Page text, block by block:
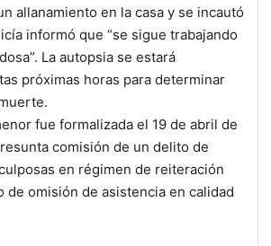
allanamiento en la casa y se incautó
informó que “se sigue trabajando
La autopsia se estará
próximas horas para determinar
fue formalizada el 19 de abril de
comisión de un delito de
en régimen de reiteración
de omisión de asistencia en calidad